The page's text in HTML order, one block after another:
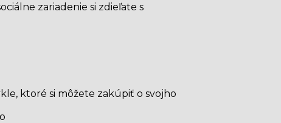
zariadenie si zdieľate s
ktoré si môžete zakúpiť o svojho